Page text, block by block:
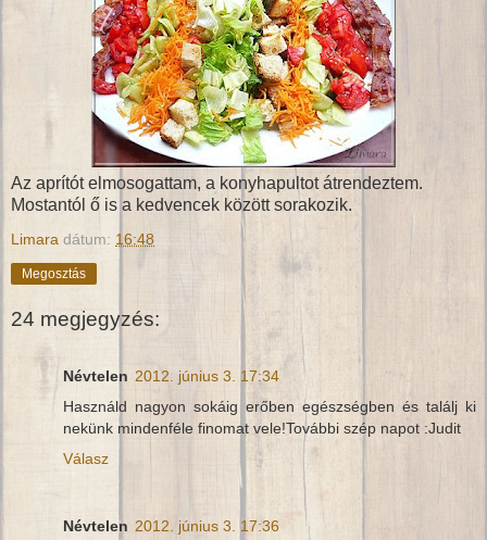
Az aprítót elmosogattam, a konyhapultot átrendeztem.
Mostantól ő is a kedvencek között sorakozik.
Limara dátum: 16:48
Megosztás
24 megjegyzés:
Névtelen 2012. június 3. 17:34
Használd nagyon sokáig erőben egészségben és találj ki
nekünk mindenféle finomat vele!További szép napot :Judit
Válasz
Névtelen 2012. június 3. 17:36